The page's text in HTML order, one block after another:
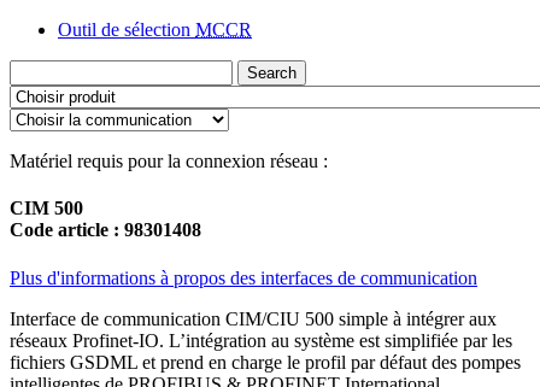
Outil de sélection MCCR
Search
Matériel requis pour la connexion réseau :
CIM 500
Code article : 98301408
Plus d'informations à propos des interfaces de communication
Interface de communication CIM/CIU 500 simple à intégrer aux
réseaux Profinet-IO. L’intégration au système est simplifiée par les
fichiers GSDML et prend en charge le profil par défaut des pompes